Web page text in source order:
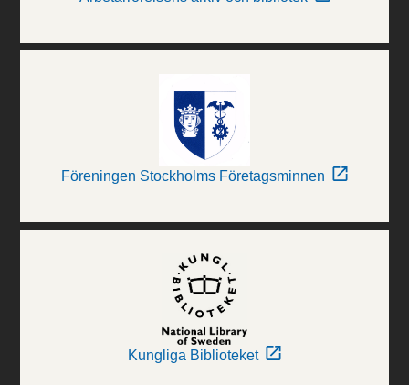
Föreningen Stockholms Företagsminnen
Kungliga Biblioteket